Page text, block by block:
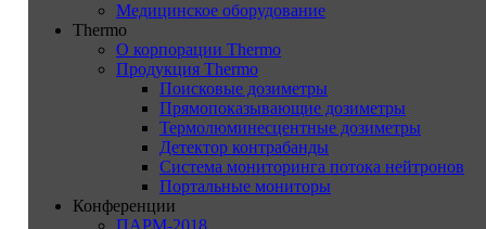
Медицинское оборудование
Thermo
О корпорации Thermo
Продукция Thermo
Поисковые дозиметры
Прямопоказывающие дозиметры
Термолюминесцентные дозиметры
Детектор контрабанды
Система мониторинга потока нейтронов
Портальные мониторы
Конференции
ПАРМ-2018